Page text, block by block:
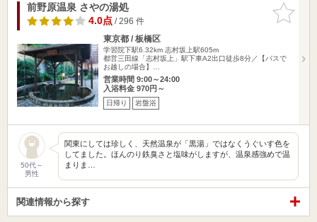
お気に入
りに追加
前野原温泉 さやの湯処
4.0点/ 296 件
東京都 / 板橋区
学習院下駅6.32km 志村坂上駅605m
都営三田線「志村坂上」駅下車A2出口徒歩8分／【バスで
お越しの場合】…
営業時間 9:00～24:00
入浴料金 970円～
日帰り 岩盤浴
50代～
男性
関東にしては珍しく、天然温泉が「黒湯」ではなくうぐいす色を
してました。ほんのり鉄臭さと塩味がしますが、温泉感強めで温
まりま…
関連情報から探す